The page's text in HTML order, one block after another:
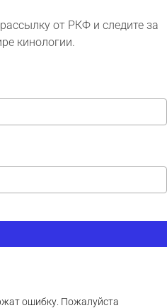
от РКФ и следите за
кинологии.
ошибку. Пожалуйста